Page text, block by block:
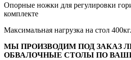
Опорные ножки для регулировки
комплекте
Максимальная нагрузка на стол 400кг.
МЫ ПРОИЗВОДИМ ПОД ЗАКАЗ
ОБВАЛОЧНЫЕ СТОЛЫ ПО